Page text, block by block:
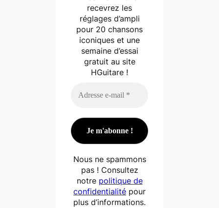
recevrez les
réglages d’ampli
pour 20 chansons
iconiques et une
semaine d’essai
gratuit au site
HGuitare !
Nous ne spammons
pas ! Consultez
notre politique de
confidentialité pour
plus d’informations.